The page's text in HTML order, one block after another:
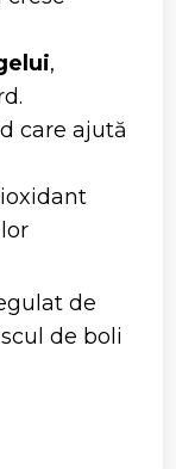
,
care ajută
de
de boli